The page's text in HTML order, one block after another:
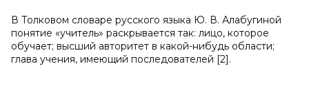
В Толковом словаре русского языка Ю. В. Алабугиной
понятие «учитель» раскрывается так: лицо, которое
обучает; высший авторитет в какой-нибудь области;
глава учения, имеющий последователей [2].